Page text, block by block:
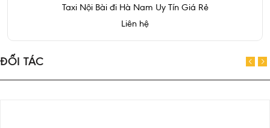
Taxi Nội Bài đi Hà Nam Uy Tín Giá Rẻ
Liên hệ
ĐỐI TÁC